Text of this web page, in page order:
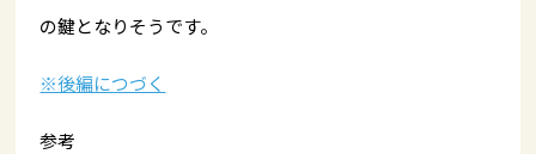
の鍵となりそうです。
※後編につづく
参考